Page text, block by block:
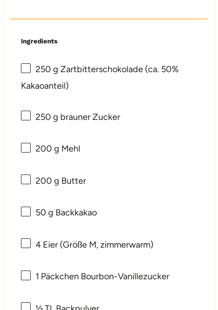
Ingredients
250 g Zartbitterschokolade (ca. 50%
Kakaoanteil)
250 g brauner Zucker
200 g Mehl
200 g Butter
50 g Backkakao
4 Eier (Größe M, zimmerwarm)
1 Päckchen Bourbon-Vanillezucker